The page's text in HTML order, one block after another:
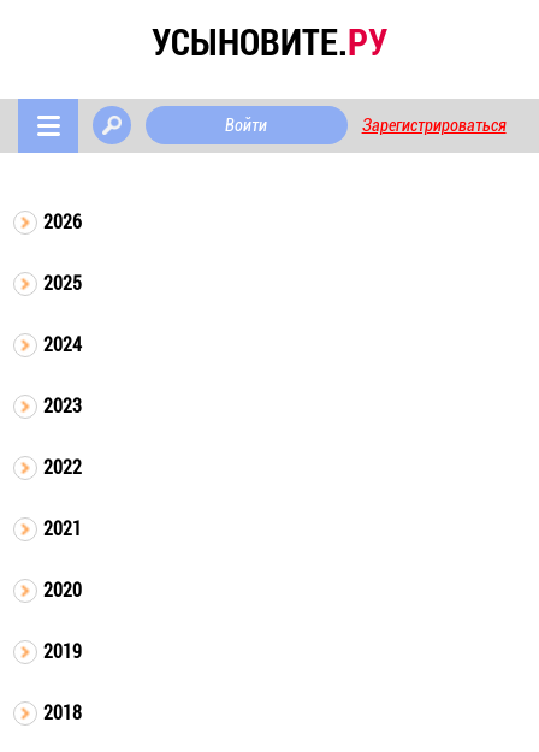
УСЫНОВИТЕ.РУ
Войти Зарегистрироваться
2026
2025
2024
2023
2022
2021
2020
2019
2018